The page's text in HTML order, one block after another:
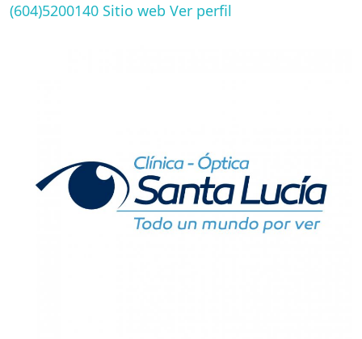
(604)5200140 Sitio web Ver perfil